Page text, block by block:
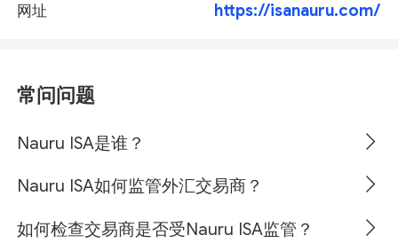
网址 https://isanauru.com/
常问问题
Nauru ISA是谁？
Nauru ISA如何监管外汇交易商？
如何检查交易商是否受Nauru ISA监管？